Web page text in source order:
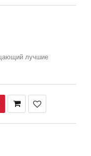
лучшие